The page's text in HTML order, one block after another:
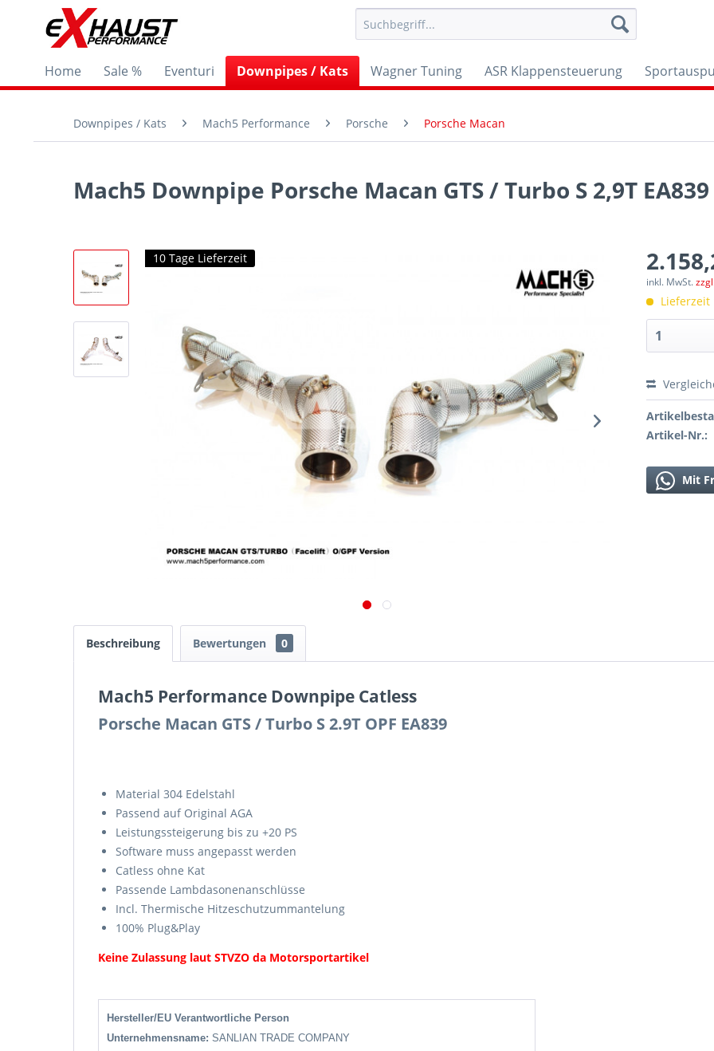
Home Sale % Eventuri Downpipes / Kats Wagner Tuning ASR Klappensteuerung
Downpipes / Kats Mach5 Performance Porsche Porsche Macan
Mach5 Downpipe Porsche Macan GTS / Turbo S 2,9T
10 Tage Lieferzeit
inkl. MwSt.
Lieferzeit
Artikel-Nr.:
Mit
Beschreibung Bewertungen 0
Mach5 Performance Downpipe Catless
Porsche Macan GTS / Turbo S 2.9T OPF EA839
Material 304 Edelstahl
Passend auf Original AGA
Leistungssteigerung bis zu +20 PS
Software muss angepasst werden
Catless ohne Kat
Passende Lambdasonenanschlüsse
Incl. Thermische Hitzeschutzummantelung
100% Plug&Play
Keine Zulassung laut STVZO da Motorsportartikel
Hersteller/EU Verantwortliche Person
Unternehmensname: SANLIAN TRADE COMPANY